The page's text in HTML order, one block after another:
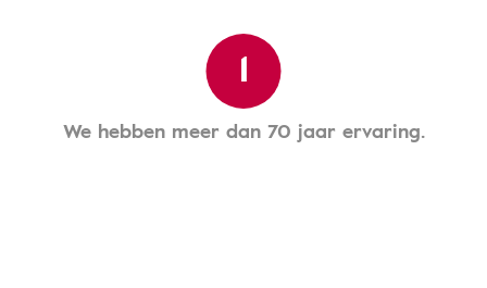
1
We hebben meer dan 70 jaar ervaring.